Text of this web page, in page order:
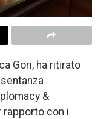
Gori, ha ritirato
&
rapporto con i